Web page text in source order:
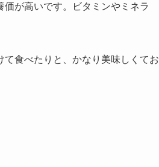
が高いです。ビタミンやミネラ
食べたりと、かなり美味しくてお